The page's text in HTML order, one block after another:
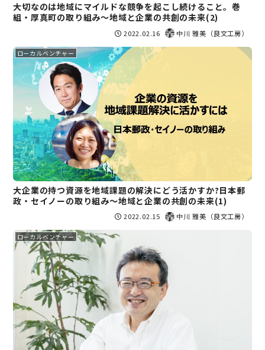
大切なのは地域にマイルドな競争を起こし続けること。巻
組・厚真町の取り組み〜地域と企業の共創の未来(2)
2022.02.16 中川 雅美（良文工房）
ローカルベンチャー
大企業の持つ資源を地域課題の解決にどう活かすか?日本郵
政・セイノーの取り組み〜地域と企業の共創の未来(1)
2022.02.15 中川 雅美（良文工房）
ローカルベンチャー